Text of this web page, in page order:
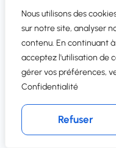
Nous utilisons des
sur notre site, analyser
contenu. En continuant
acceptez l'utilisation de
gérer vos préférences,
Confidentialité
Refuser
Technogear est
électroniques.
optimiser la
imprimé
Demande
Coût de passation
Coût unitaire